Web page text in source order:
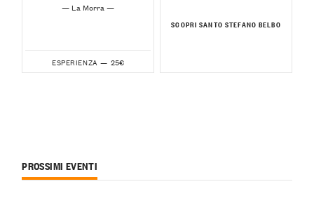
— La Morra —
ESPERIENZA — 25€
SCOPRI SANTO STEFANO BELBO
PROSSIMI EVENTI